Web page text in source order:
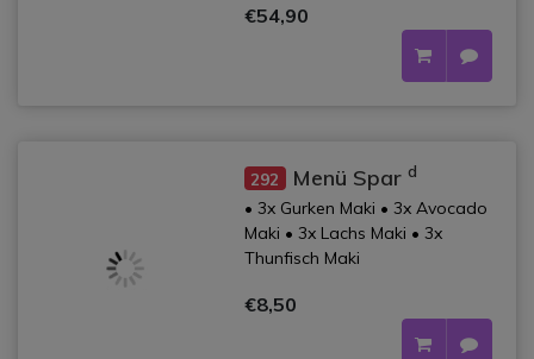
€54,90
292 Menü Spar d
• 3x Gurken Maki • 3x Avocado
Maki • 3x Lachs Maki • 3x
Thunfisch Maki
€8,50